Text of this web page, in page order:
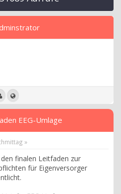
EEG-Umlage
»
finalen Leitfaden zur
für Eigenversorger